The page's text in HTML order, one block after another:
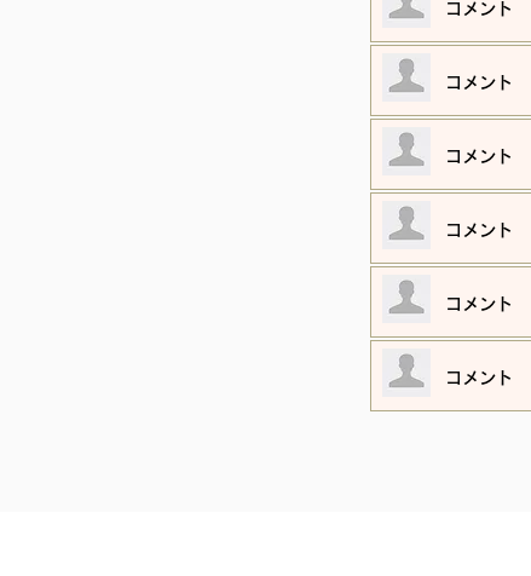
​コメント
​コメント
​コメント
​コメント
​コメント
​コメント